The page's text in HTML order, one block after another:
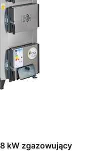
kW zgazowujący